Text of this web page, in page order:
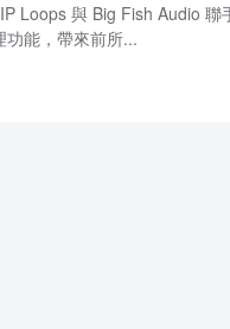
Loops 與 Big Fish Audio
能，帶來前所...